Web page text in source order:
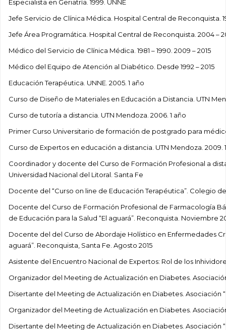
Especialista en Geriatría. 1999. UNNE
Jefe Servicio de Clínica Médica. Hospital Central de Reconquista.
Jefe Área Programática. Hospital Central de Reconquista. 2004 –
Médico del Servicio de Clínica Médica. 1981 – 1990. 2009 – 2015
Médico del Equipo de Atención al Diabético. Desde 1992 – 2015
Educación Terapéutica. UNNE. 2005. 1 año
Curso de Diseño de Materiales en Educación a Distancia. UTN
Curso de tutoría a distancia. UTN Mendoza. 2006. 1 año
Primer Curso Universitario de formación de postgrado para
Curso de Expertos en educación a distancia. UTN Mendoza. 2009.
Coordinador y docente del Curso de Formación Profesional a
Universidad Nacional del Litoral. Santa Fe
Docente del “Curso on line de Educación Terapéutica”. Colegio
Docente del Curso de Formación Profesional de Farmacología
de Educación para la Salud “El aguará”. Reconquista. Noviembre
Docente del del Curso de Abordaje Holístico en Enfermedades
aguará”. Reconquista, Santa Fe. Agosto 2015
Asistente del Encuentro Nacional de Expertos: Rol de los
Organizador del Meeting de Actualización en Diabetes. Asociación
Disertante del Meeting de Actualización en Diabetes. Asociación
Organizador del Meeting de Actualización en Diabetes.
Disertante del Meeting de Actualización en Diabetes. Asociación